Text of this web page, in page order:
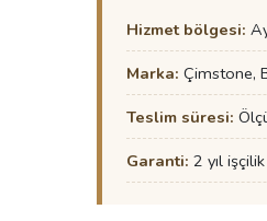
Hizmet bölgesi:
Marka: Çimstone,
Teslim süresi:
Garanti: 2 yıl